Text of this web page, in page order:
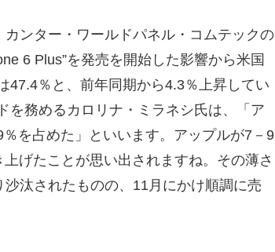
ンター・ワールドパネル・コムテックの
6 Plus”を発売を開始した影響から米国
47.4％と、前年同期から4.3％上昇してい
を務めるカロリナ・ミラネシ氏は、「ア
を占めた」といいます。アップルが7－9
上げたことが思い出されますね。その薄さ
沙汰されたものの、11月にかけ順調に売